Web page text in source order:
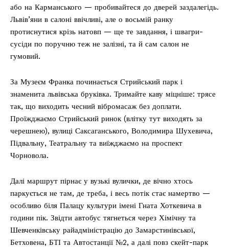
або на Карманського — пробивайтеся до дверей заздалегідь.
Львів’яни в салоні ввічливі, але о восьмій ранку
протиснутися крізь натовп — ще те завдання, і швагри-
сусіди по поручню теж не залізні, та й сам салон не
гумовий.
За Музеєм Франка починається Стрийський парк і
знаменита львівська бруківка. Тримайте каву міцніше: трясе
так, що виходить чесний вібромасаж без доплати.
Проїжджаємо Стрийський ринок (влітку тут виходять за
черешнею), вулиці Саксаганського, Володимира Шухевича,
Підвальну, Театральну та виїжджаємо на проспект
Чорновола.
Далі маршрут пірнає у вузькі вулички, де вічно хтось
паркується не там, де треба, і весь потік стає намертво —
особливо біля Палацу культури імені Гната Хоткевича в
години пік. Звідти автобус тягнеться через Хімічну та
Шевченківську райадміністрацію до Замарстинівської,
Бетховена, БТІ та Автостанції №2, а далі повз скейт-парк